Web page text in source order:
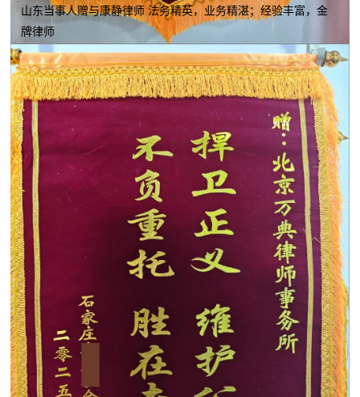
山东当事人赠与康静律师 法务精英，业务精湛；经验丰富，金
牌律师